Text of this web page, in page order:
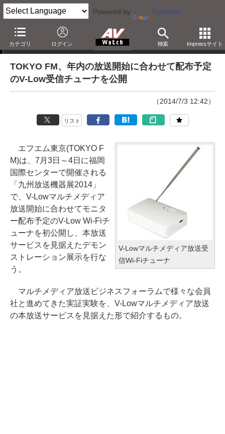
Powered by Translate
カテゴリ ログイン 検索 Impressサイト
ニュース
TOKYO FM、年内の放送開始に合わせて配布予定
のV-Low受信チューナを公開
（2014/7/3 12:42）
リスト
V-Lowマルチメディア放送受
信Wi-Fiチューナ
エフエム東京(TOKYO F
M)は、7月3日～4日に福岡
国際センターで開催される
「九州放送機器展2014」
で、V-Lowマルチメディア
放送開始に合わせてモニタ
ー配布予定のV-Low Wi-Fiチ
ューナを初公開し、本放送
サービスを見据えたデモン
ストレーション展示を行な
う。
マルチメディア放送ビジネスフォーラムで様々な会員
社と進めてきた実証実験を、V-Lowマルチメディア放送
の本放送サービスを見据えた形で紹介するもの。